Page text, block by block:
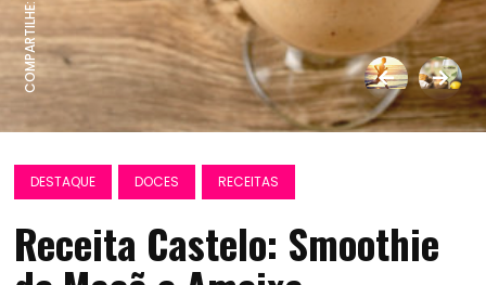
COMPARTILHE:
DESTAQUE DOCES RECEITAS
Receita Castelo: Smoothie